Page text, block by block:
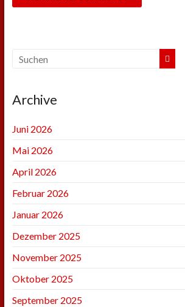
Archive
Juni 2026
Mai 2026
April 2026
Februar 2026
Januar 2026
Dezember 2025
November 2025
Oktober 2025
September 2025